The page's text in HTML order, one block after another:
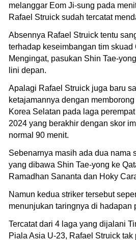
melanggar Eom Ji-sung pada
Rafael Struick sudah tercatat
Absennya Rafael Struick tentu
terhadap keseimbangan tim skuad
Mengingat, pasukan Shin Tae-
lini depan.
Apalagi Rafael Struick juga baru
ketajamannya dengan
Korea Selatan pada laga
2024 yang berakhir dengan skor
normal 90 menit.
Sebenarnya masih ada dua nama
yang dibawa Shin Tae-yong ke
Ramadhan Sananta dan Hoky
Namun kedua striker tersebut
menunjukan taringnya di hadapan
Tercatat dari 4 laga yang dijalani
Piala Asia U-23, Rafael Struick tak